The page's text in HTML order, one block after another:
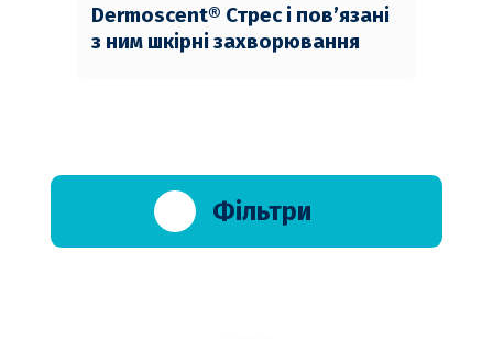
Dermoscent® Стрес і пов’язані
з ним шкірні захворювання
Фільтри